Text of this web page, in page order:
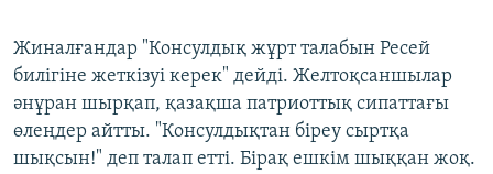
Жиналғандар "Консулдық жұрт талабын Ресей
билігіне жеткізуі керек" дейді. Желтоқсаншылар
әнұран шырқап, қазақша патриоттық сипаттағы
өлеңдер айтты. "Консулдықтан біреу сыртқа
шықсын!" деп талап етті. Бірақ ешкім шыққан жоқ.